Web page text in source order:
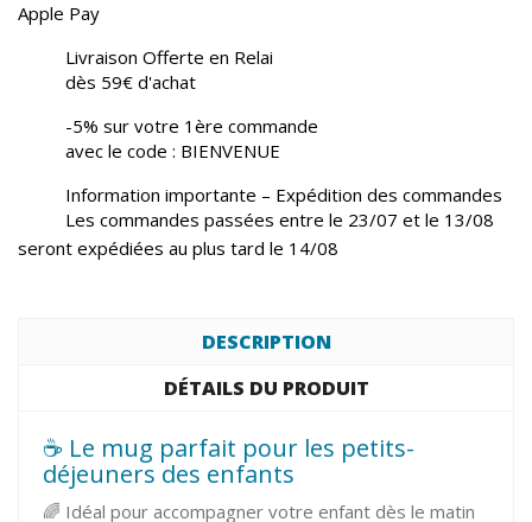
Apple Pay
Livraison Offerte en Relai
dès 59€ d'achat
-5% sur votre 1ère commande
avec le code : BIENVENUE
Information importante – Expédition des commandes
Les commandes passées entre le 23/07 et le 13/08
seront expédiées au plus tard le 14/08
DESCRIPTION
DÉTAILS DU PRODUIT
☕ Le mug parfait pour les petits-
déjeuners des enfants
🌈 Idéal pour accompagner votre enfant dès le matin